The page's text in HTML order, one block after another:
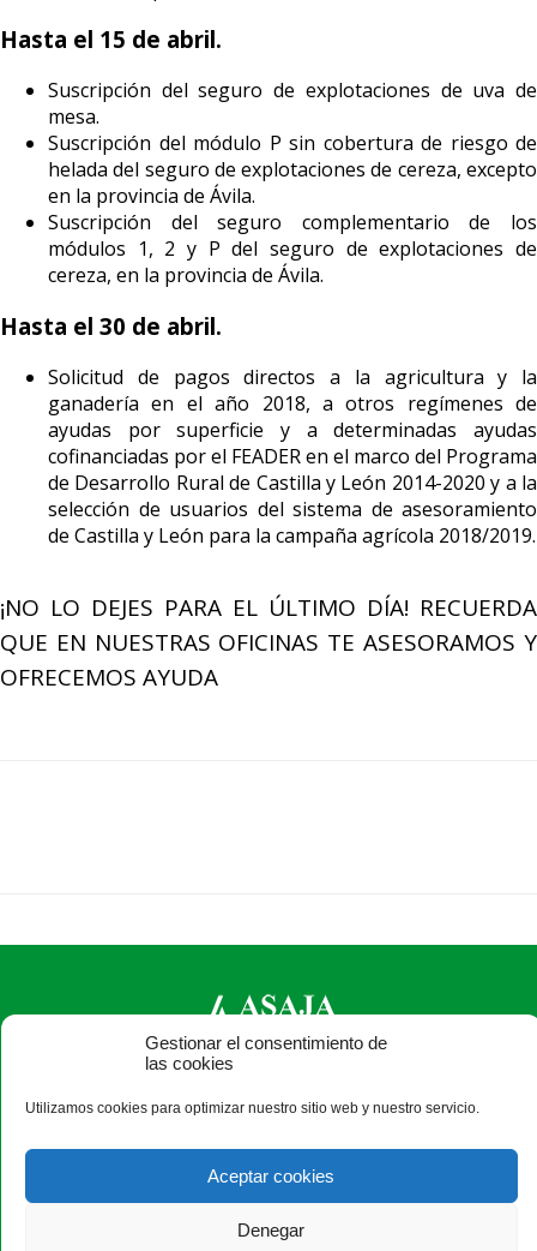
Gestionar el consentimiento de
las cookies
Utilizamos cookies para optimizar nuestro sitio web y nuestro servicio.
Aceptar cookies
Denegar
Hasta el 15 de abril.
Suscripción del seguro de explotaciones de uva de
mesa.
Suscripción del módulo P sin cobertura de riesgo de
helada del seguro de explotaciones de cereza, excepto
en la provincia de Ávila.
Suscripción del seguro complementario de los
módulos 1, 2 y P del seguro de explotaciones de
cereza, en la provincia de Ávila.
Hasta el 30 de abril.
Solicitud de pagos directos a la agricultura y la
ganadería en el año 2018, a otros regímenes de
ayudas por superficie y a determinadas ayudas
cofinanciadas por el FEADER en el marco del Programa
de Desarrollo Rural de Castilla y León 2014-2020 y a la
selección de usuarios del sistema de asesoramiento
de Castilla y León para la campaña agrícola 2018/2019.
¡NO LO DEJES PARA EL ÚLTIMO DÍA! RECUERDA
QUE EN NUESTRAS OFICINAS TE ASESORAMOS Y
OFRECEMOS AYUDA
+34 920 100 857 ·asaja@asajaavila.com